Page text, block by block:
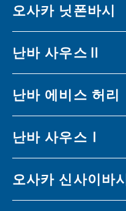
오사카 닛폰바시
난바 사우스Ⅱ
난바 에비스 허리
난바 사우스Ⅰ
오사카 신사이바